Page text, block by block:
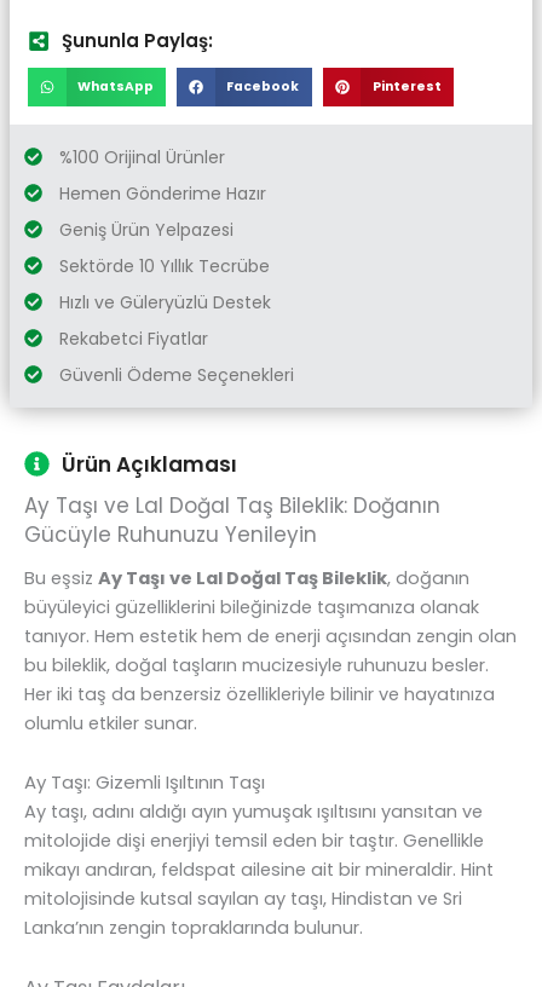
Şununla Paylaş:
WhatsApp Facebook Pinterest
%100 Orijinal Ürünler
Hemen Gönderime Hazır
Geniş Ürün Yelpazesi
Sektörde 10 Yıllık Tecrübe
Hızlı ve Güleryüzlü Destek
Rekabetci Fiyatlar
Güvenli Ödeme Seçenekleri
Ürün Açıklaması
Ay Taşı ve Lal Doğal Taş Bileklik: Doğanın
Gücüyle Ruhunuzu Yenileyin
Bu eşsiz Ay Taşı ve Lal Doğal Taş Bileklik, doğanın
büyüleyici güzelliklerini bileğinizde taşımanıza olanak
tanıyor. Hem estetik hem de enerji açısından zengin olan
bu bileklik, doğal taşların mucizesiyle ruhunuzu besler.
Her iki taş da benzersiz özellikleriyle bilinir ve hayatınıza
olumlu etkiler sunar.
Ay Taşı: Gizemli Işıltının Taşı
Ay taşı, adını aldığı ayın yumuşak ışıltısını yansıtan ve
mitolojide dişi enerjiyi temsil eden bir taştır. Genellikle
mikayı andıran, feldspat ailesine ait bir mineraldir. Hint
mitolojisinde kutsal sayılan ay taşı, Hindistan ve Sri
Lanka’nın zengin topraklarında bulunur.